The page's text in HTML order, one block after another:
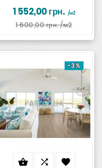
1 552,00 грн. /м2
1 600,00 грн./м2
-3%
  